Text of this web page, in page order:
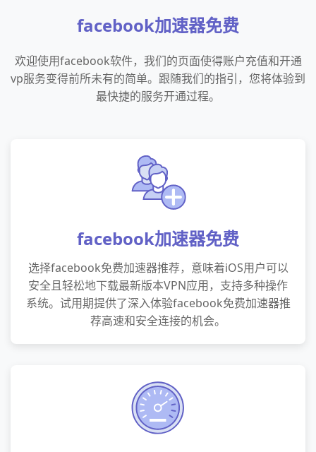
facebook加速器免费
欢迎使用facebook软件，我们的页面使得账户充值和开通
vp服务变得前所未有的简单。跟随我们的指引，您将体验到
最快捷的服务开通过程。
facebook加速器免费
选择facebook免费加速器推荐，意味着iOS用户可以
安全且轻松地下载最新版本VPN应用，支持多种操作
系统。试用期提供了深入体验facebook免费加速器推
荐高速和安全连接的机会。